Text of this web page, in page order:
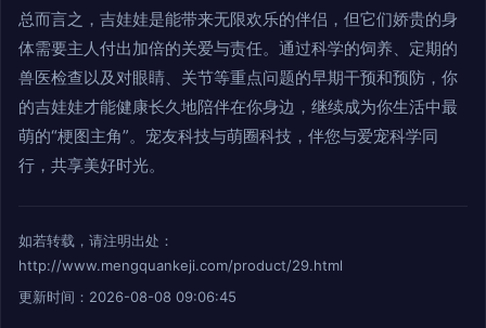
总而言之，吉娃娃是能带来无限欢乐的伴侣，但它们娇贵的身
体需要主人付出加倍的关爱与责任。通过科学的饲养、定期的
兽医检查以及对眼睛、关节等重点问题的早期干预和预防，你
的吉娃娃才能健康长久地陪伴在你身边，继续成为你生活中最
萌的“梗图主角”。宠友科技与萌圈科技，伴您与爱宠科学同
行，共享美好时光。
如若转载，请注明出处：
http://www.mengquankeji.com/product/29.html
更新时间：2026-08-08 09:06:45